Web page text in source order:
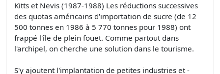
Kitts et Nevis (1987-1988) Les réductions successives
des quotas américains d'importation de sucre (de 12
500 tonnes en 1986 à 5 770 tonnes pour 1988) ont
frappé l'île de plein fouet. Comme partout dans
l'archipel, on cherche une solution dans le tourisme.
S'y ajoutent l'implantation de petites industries et -